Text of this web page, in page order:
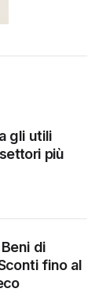
gli utili
più
di
fino al